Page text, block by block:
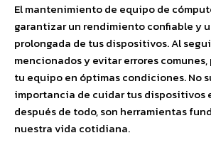
El mantenimiento de equipo de
garantizar un rendimiento confiable y
prolongada de tus dispositivos. Al
mencionados y evitar errores
tu equipo en óptimas condiciones. No
importancia de cuidar tus dispositivos
después de todo, son herramientas
nuestra vida cotidiana.